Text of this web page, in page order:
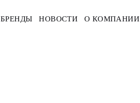
БРЕНДЫ НОВОСТИ О КОМПАНИИ